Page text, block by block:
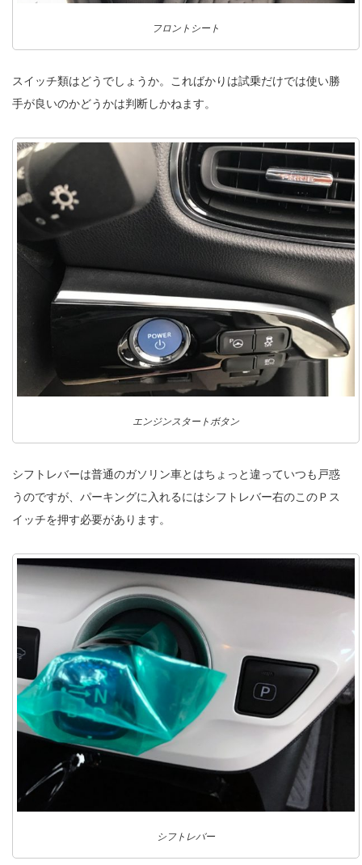
フロントシート
スイッチ類はどうでしょうか。こればかりは試乗だけでは使い勝
手が良いのかどうかは判断しかねます。
エンジンスタートボタン
シフトレバーは普通のガソリン車とはちょっと違っていつも戸惑
うのですが、パーキングに入れるにはシフトレバー右のこのＰス
イッチを押す必要があります。
シフトレバー